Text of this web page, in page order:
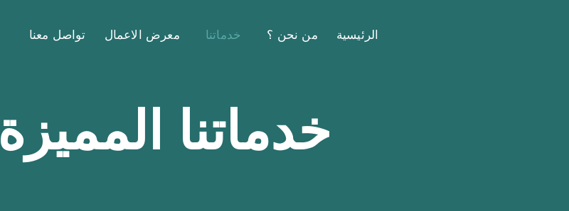
الرئيسية من نحن ؟ خدماتنا معرض الاعمال تواصل معنا
خدماتنا المميزة